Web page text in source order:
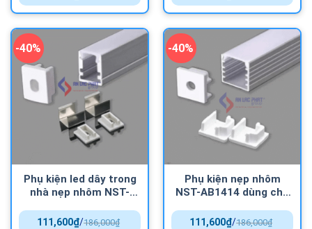
-40%
Phụ kiện led dây trong
nhà nẹp nhôm NST-
186,000₫
/
111,600₫
-40%
Phụ kiện nẹp nhôm
NST-AB1414 dùng cho
186,000₫
/
111,600₫